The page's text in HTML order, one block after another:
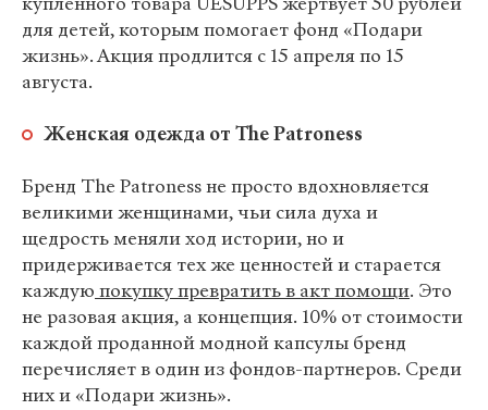
для детей, которым помогает фонд «Подари
жизнь». Акция продлится с 15 апреля по 15
августа.
Женская одежда от The Patroness
Бренд The Patroness не просто вдохновляется
великими женщинами, чьи сила духа и
щедрость меняли ход истории, но и
придерживается тех же ценностей и старается
каждую покупку превратить в акт помощи. Это
не разовая акция, а концепция. 10% от стоимости
каждой проданной модной капсулы бренд
перечисляет в один из фондов-партнеров. Среди
них и «Подари жизнь».